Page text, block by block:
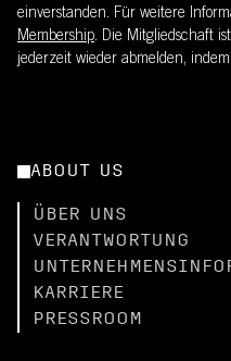
einverstanden. Für weitere
Membership. Die Mitgliedschaft
jederzeit wieder abmelden,
ABOUT US
ÜBER UNS
VERANTWORTUNG
KARRIERE
PRESSROOM